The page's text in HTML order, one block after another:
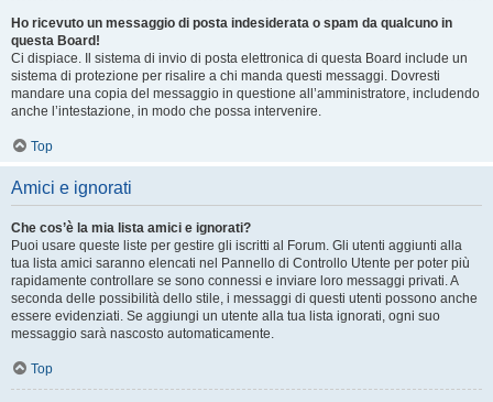
Ho ricevuto un messaggio di posta indesiderata o spam da qualcuno in
questa Board!
Ci dispiace. Il sistema di invio di posta elettronica di questa Board include un
sistema di protezione per risalire a chi manda questi messaggi. Dovresti
mandare una copia del messaggio in questione all’amministratore, includendo
anche l’intestazione, in modo che possa intervenire.
Top
Amici e ignorati
Che cos’è la mia lista amici e ignorati?
Puoi usare queste liste per gestire gli iscritti al Forum. Gli utenti aggiunti alla
tua lista amici saranno elencati nel Pannello di Controllo Utente per poter più
rapidamente controllare se sono connessi e inviare loro messaggi privati. A
seconda delle possibilità dello stile, i messaggi di questi utenti possono anche
essere evidenziati. Se aggiungi un utente alla tua lista ignorati, ogni suo
messaggio sarà nascosto automaticamente.
Top